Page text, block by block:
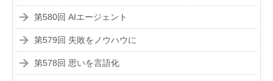
第580回 AIエージェント
第579回 失敗をノウハウに
第578回 思いを言語化